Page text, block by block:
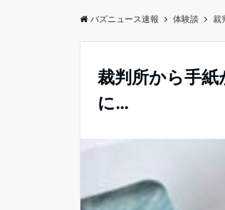
バズニュース速報 体験談 裁
裁判所から手
に…